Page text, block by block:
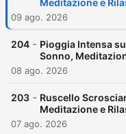
Meditazione e
09 ago. 2026
204 - Pioggia Intensa
Sonno,
08 ago. 2026
203 - Ruscello
Meditazione e
07 ago. 2026